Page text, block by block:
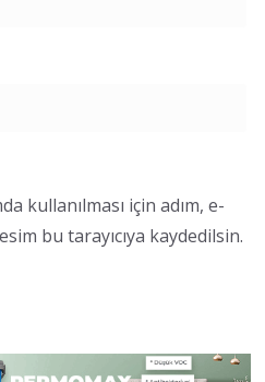
kullanılması için adım, e-
bu tarayıcıya kaydedilsin.